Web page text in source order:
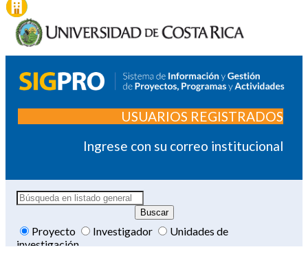
USUARIOS REGISTRADOS
Ingrese con su correo institucional
Proyecto Investigador
Unidades de
investigación